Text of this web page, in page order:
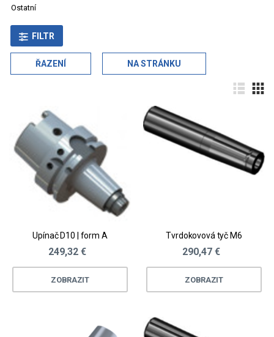
Ostatní
FILTR
ŘAZENÍ NA STRÁNKU
Upínač D10 | form A
249,32 €
ZOBRAZIT
Tvrdokovová tyč M6
290,47 €
ZOBRAZIT